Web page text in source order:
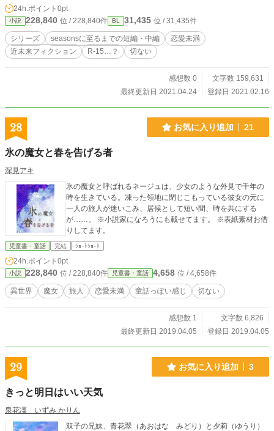
24h.ポイント 0pt
小説 228,840 位 / 228,840件 BL 31,435 位 / 31,435件
シリーズ seasonsに至るまでの短編・中編
恋愛未満
近未来フィクション
R-15…？ 切ない
感想数 0
文字数 159,631
最終更新日 2021.04.24
登録日 2021.02.16
28 お気に入り追加 21
氷の魔女と春を告げる者
深見アキ
氷の魔女と呼ばれるネージュは、少女のような外見で千年の
時を生きている。凍った領地に閉じこもっている彼女の元に
一人の旅人が迷いこみ、居候として短い間、時を共にする
が……。 ※小説家になろうにも載せてます。 ※表紙素材お借
りしてます。
児童書・童話 完結 ｼｮｰﾄｼｮｰﾄ
24h.ポイント 0pt
小説 228,840 位 / 228,840件 児童書・童話 4,658 位 / 4,658件
異世界 魔女 旅人 恋愛未満 童話っぽい感じ 切ない
感想数 1
文字数 6,826
最終更新日 2019.04.05
登録日 2019.04.05
29 お気に入り追加 3
きっと明日はいい天気
泉花凜 いずみ かりん
双子の兄妹、青花翠（あおはな みどり）と夕莉（ゆうり）